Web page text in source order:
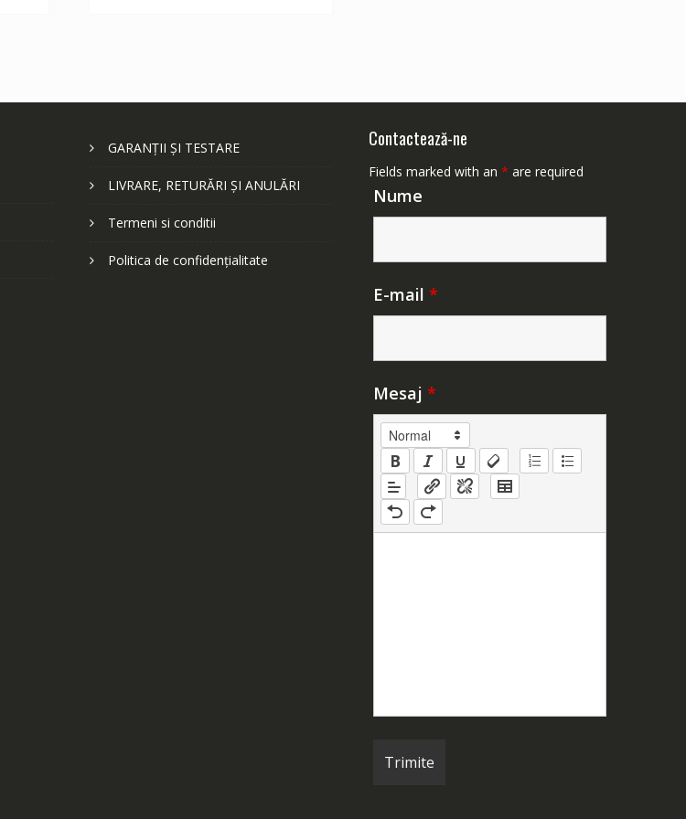
GARANȚII ȘI TESTARE
LIVRARE, RETURĂRI ȘI ANULĂRI
Termeni si conditii
Politica de confidențialitate
Contactează-ne
Fields marked with an * are required
Nume
E-mail *
Mesaj *